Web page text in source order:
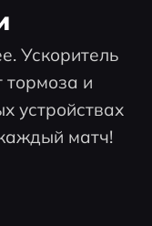
Ускоритель
тормоза и
устройствах
матч!